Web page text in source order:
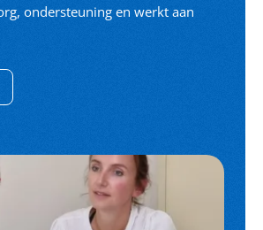
ondersteuning en werkt aan